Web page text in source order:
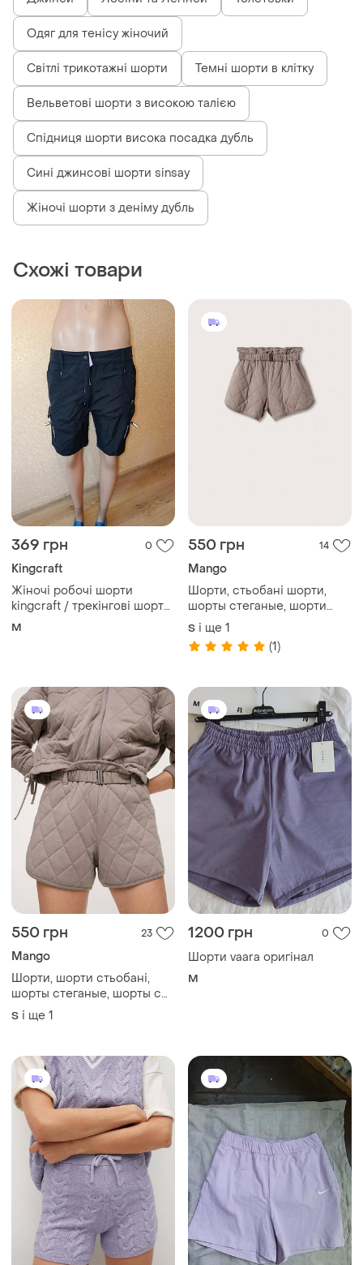
Одяг для тенісу жіночий
Світлі трикотажні шорти Темні шорти в клітку
Вельветові шорти з високою талією
Спідниця шорти висока посадка дубль
Сині джинсові шорти sinsay
Жіночі шорти з деніму дубль
Схожі товари
369 грн 0
Kingcraft
Жіночі робочі шорти
kingcraft / трекінгові шорти
карго (стан нових), p.m
M
550 грн 14
Mango
Шорти, стьобані шорти,
шорты стеганые, шорти
високі на резинці
S і ще 1
(1)
550 грн 23
Mango
Шорти, шорти стьобані,
шорты стеганые, шорты с
поясом высокие
S і ще 1
1200 грн 0
Шорти vaara оригінал
M